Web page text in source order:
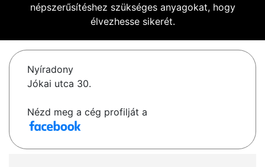
népszerűsítéshez szükséges anyagokat, hogy
élvezhesse sikerét.
Nyíradony
Jókai utca 30.
Nézd meg a cég profilját a